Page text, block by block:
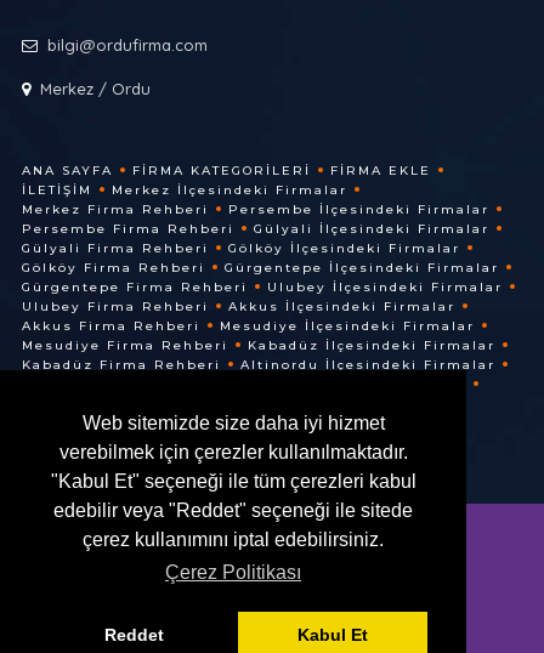
Web sitemizde size daha iyi hizmet
verebilmek için çerezler kullanılmaktadır.
"Kabul Et" seçeneği ile tüm çerezleri kabul
edebilir veya "Reddet" seçeneği ile sitede
çerez kullanımını iptal edebilirsiniz.
Çerez Politikası
Reddet Kabul Et
bilgi@ordufirma.com
Merkez / Ordu
ANA SAYFA FIRMA KATEGORILERI
FIRMA EKLE
İLETIŞIM
Merkez İlçesindeki Firmalar
Merkez Firma Rehberi
Persembe İlçesindeki Firmalar
Persembe Firma Rehberi
Gülyali İlçesindeki Firmalar
Gülyali Firma Rehberi
Gölköy İlçesindeki Firmalar
Gölköy Firma Rehberi
Gürgentepe İlçesindeki Firmalar
Gürgentepe Firma Rehberi
Ulubey İlçesindeki Firmalar
Ulubey Firma Rehberi
Akkus İlçesindeki Firmalar
Akkus Firma Rehberi
Mesudiye İlçesindeki Firmalar
Mesudiye Firma Rehberi
Kabadüz İlçesindeki Firmalar
Kabadüz Firma Rehberi
Altinordu İlçesindeki Firmalar
Cuma Firma Rehberi
© @ 2016. Her Hakkı Saklıdır.